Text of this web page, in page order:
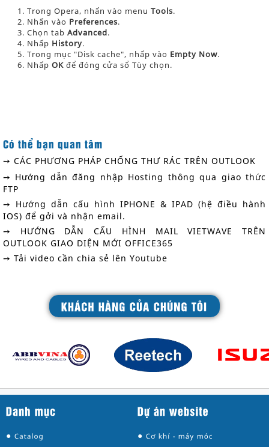
Trong Opera, nhấn vào menu Tools.
Nhấn vào Preferences.
Chọn tab Advanced.
Nhấp History.
Trong mục "Disk cache", nhấp vào Empty Now.
Nhấp OK để đóng cửa sổ Tùy chọn.
Có thể bạn quan tâm
➙ CÁC PHƯƠNG PHÁP CHỐNG THƯ RÁC TRÊN OUTLOOK
➙ Hướng dẫn đăng nhập Hosting thông qua giao thức
FTP
➙ Hướng dẫn cấu hình IPHONE & IPAD (hệ điều hành
IOS) để gởi và nhận email.
➙ HƯỚNG DẪN CẤU HÌNH MAIL VIETWAVE TRÊN
OUTLOOK GIAO DIỆN MỚI OFFICE365
➙ Tải video cần chia sẻ lên Youtube
●
●